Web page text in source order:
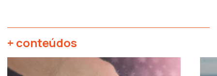
+ conteúdos